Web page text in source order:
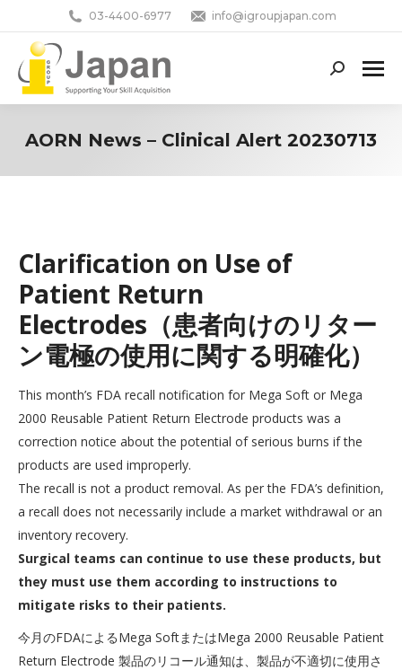
03-4400-6977 info@igroupjapan.com
Search:
AORN News – Clinical Alert 20230713
Clarification on Use of
Patient Return
Electrodes（患者向けのリター
ン電極の使用に関する明確化）
This month’s FDA recall notification for Mega Soft or Mega
2000 Reusable Patient Return Electrode products was a
correction notice about the potential of serious burns if the
products are used improperly.
The recall is not a product removal. As per the FDA’s definition,
a recall does not necessarily include a market withdrawal or an
inventory recovery.
Surgical teams can continue to use these products, but
they must use them according to instructions to
mitigate risks to their patients.
今月のFDAによるMega SoftまたはMega 2000 Reusable Patient
Return Electrode 製品のリコール通知は、製品が不適切に使用さ